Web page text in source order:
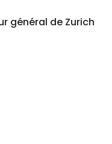
général de Zurich